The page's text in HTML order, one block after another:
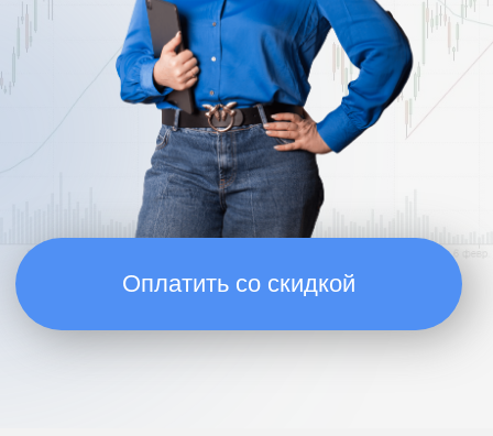
Оплатить со скидкой